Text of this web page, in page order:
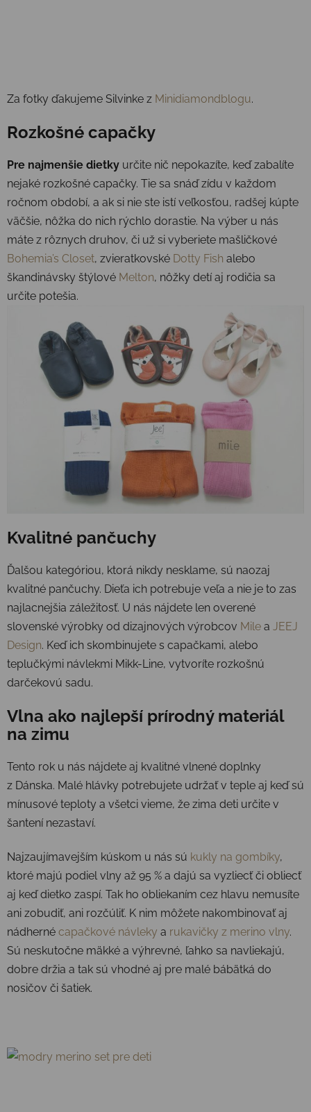
Za fotky ďakujeme Silvinke z Minidiamondblogu.
Rozkošné capačky
Pre najmenšie dietky určite nič nepokazíte, keď zabalíte
nejaké rozkošné capačky. Tie sa snáď zídu v každom
ročnom období, a ak si nie ste istí veľkosťou, radšej kúpte
väčšie, nôžka do nich rýchlo dorastie. Na výber u nás
máte z rôznych druhov, či už si vyberiete mašličkové
Bohemia’s Closet, zvieratkovské Dotty Fish alebo
škandinávsky štýlové Melton, nôžky detí aj rodičia sa
určite potešia.
Kvalitné pančuchy
Ďalšou kategóriou, ktorá nikdy nesklame, sú naozaj
kvalitné pančuchy. Dieťa ich potrebuje veľa a nie je to zas
najlacnejšia záležitosť. U nás nájdete len overené
slovenské výrobky od dizajnových výrobcov Mile a JEEJ
Design. Keď ich skombinujete s capačkami, alebo
teplučkými návlekmi Mikk-Line, vytvoríte rozkošnú
darčekovú sadu.
Vlna ako najlepší prírodný materiál
na zimu
Tento rok u nás nájdete aj kvalitné vlnené doplnky
z Dánska. Malé hlávky potrebujete udržať v teple aj keď sú
mínusové teploty a všetci vieme, že zima deti určite v
šantení nezastaví.
Najzaujímavejším kúskom u nás sú kukly na gombíky,
ktoré majú podiel vlny až 95 % a dajú sa vyzliecť či obliecť
aj keď dietko zaspí. Tak ho obliekaním cez hlavu nemusíte
ani zobudiť, ani rozčúliť. K nim môžete nakombinovať aj
nádherné capačkové návleky a rukavičky z merino vlny.
Sú neskutočne mäkké a výhrevné, ľahko sa navliekajú,
dobre držia a tak sú vhodné aj pre malé bábätká do
nosičov či šatiek.